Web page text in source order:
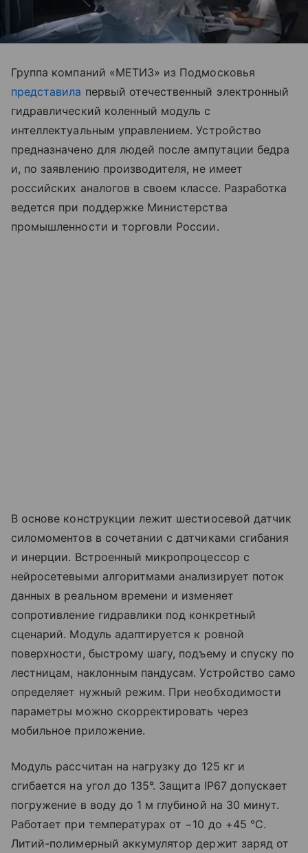
Группа компаний «МЕТИЗ» из Подмосковья
представила первый отечественный электронный
гидравлический коленный модуль с
интеллектуальным управлением. Устройство
предназначено для людей после ампутации бедра
и, по заявлению производителя, не имеет
российских аналогов в своем классе. Разработка
ведется при поддержке Министерства
промышленности и торговли России.
В основе конструкции лежит шестиосевой датчик
силомоментов в сочетании с датчиками сгибания
и инерции. Встроенный микропроцессор с
нейросетевыми алгоритмами анализирует поток
данных в реальном времени и изменяет
сопротивление гидравлики под конкретный
сценарий. Модуль адаптируется к ровной
поверхности, быстрому шагу, подъему и спуску по
лестницам, наклонным пандусам. Устройство само
определяет нужный режим. При необходимости
параметры можно скорректировать через
мобильное приложение.
Модуль рассчитан на нагрузку до 125 кг и
сгибается на угол до 135°. Защита IP67 допускает
погружение в воду до 1 м глубиной на 30 минут.
Работает при температурах от −10 до +45 °C.
Литий-полимерный аккумулятор держит заряд от